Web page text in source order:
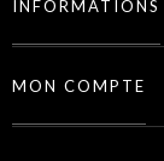
INFORMATIONS
MON COMPTE